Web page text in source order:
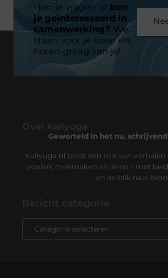
Heb je vragen ofben
je geïnteresseerd in
samenwerking? We
staan voor je klaar en
horen graag van je!
Over Kaliyuga
Geworteld in het nu,
Kaliyuga.nl biedt een mix van
voelen, meemaken en leren – met
en de blik naar
Bericht categorie